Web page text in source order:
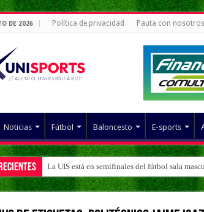
DE 2026 Política de privacidad Pauta con nosotros
Noticias Fútbol Baloncesto E-sports
La UIS está en semifinales del fútbol sala